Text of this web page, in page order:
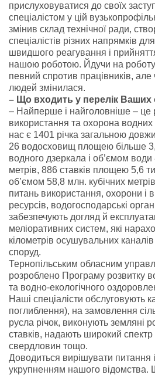
прислуховуватися до своїх
спеціалістом у цій
змінив склад технічної ради,
спеціалістів різних напрямків
швидшого реагування і
нашою роботою. Йдучи на роботу
певний спротив працівників, але
людей змінилася.
– Що входить у перелік Ваших
– Найперше і найголовніше – це
використання та охорона водних
нас є 1401 річка загальною
26 водосховищ площею більше
водного дзеркала і об’ємом води
метрів, 886 ставків площею 5,6
об’ємом 58,8 млн. кубічних
питань використання, охорони і
ресурсів, водогосподарські
забезпечують догляд й
меліоративних систем, які
кілометрів осушувальних
споруд.
Тернопільським обласним
розроблено Програму розвитку
та водно-екологічного
Наші спеціалісти обслуговують
поглиблення), на замовлення
русла річок, виконують земляні
ставків, надають широкий спектр
свердловин тощо.
Доводиться вирішувати питання
укрупненням нашого відомства.